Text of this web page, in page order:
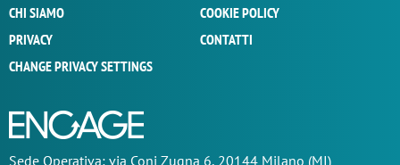
CHI SIAMO
COOKIE POLICY
PRIVACY
CONTATTI
CHANGE PRIVACY SETTINGS
Sede Operativa: via Coni Zugna 6, 20144 Milano (MI)